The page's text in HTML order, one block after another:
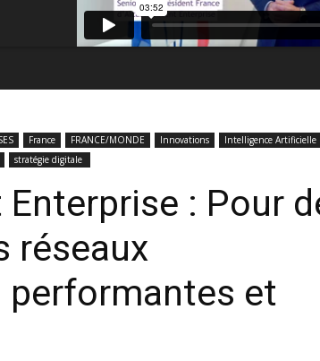
France FRANCE/MONDE Innovations
Intelligence Artificielle
stratégie digitale
: Pour
réseaux
et